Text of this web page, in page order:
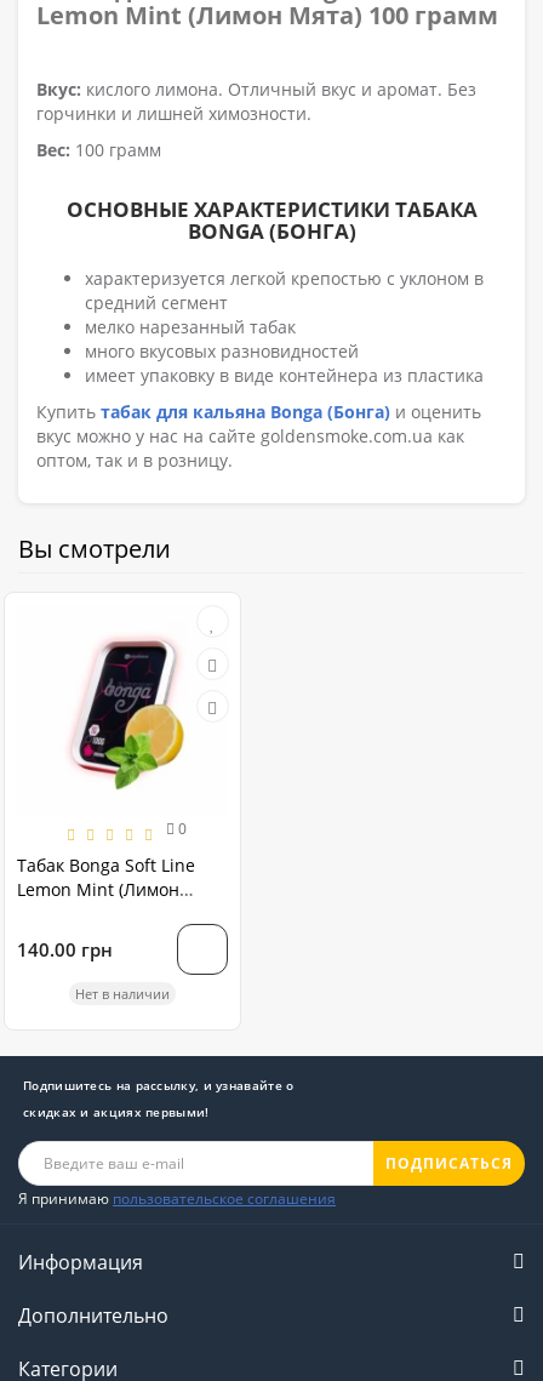
Lemon Mint (Лимон Мята) 100 грамм
Вкус: кислого лимона. Отличный вкус и аромат. Без
горчинки и лишней химозности.
Вес: 100 грамм
ОСНОВНЫЕ ХАРАКТЕРИСТИКИ ТАБАКА
BONGA (БОНГА)
характеризуется легкой крепостью с уклоном в
средний сегмент
мелко нарезанный табак
много вкусовых разновидностей
имеет упаковку в виде контейнера из пластика
Купить табак для кальяна Bonga (Бонга) и оценить
вкус можно у нас на сайте goldensmoke.com.ua как
оптом, так и в розницу.
Вы смотрели
0
Табак Bonga Soft Line
Lemon Mint (Лимон
140.00 грн
Нет в наличии
Подпишитесь на рассылку, и узнавайте о
скидках и акциях первыми!
ПОДПИСАТЬСЯ
Я принимаю пользовательское соглашения
Информация
Дополнительно
Категории